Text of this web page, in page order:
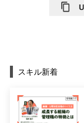
スキル新着